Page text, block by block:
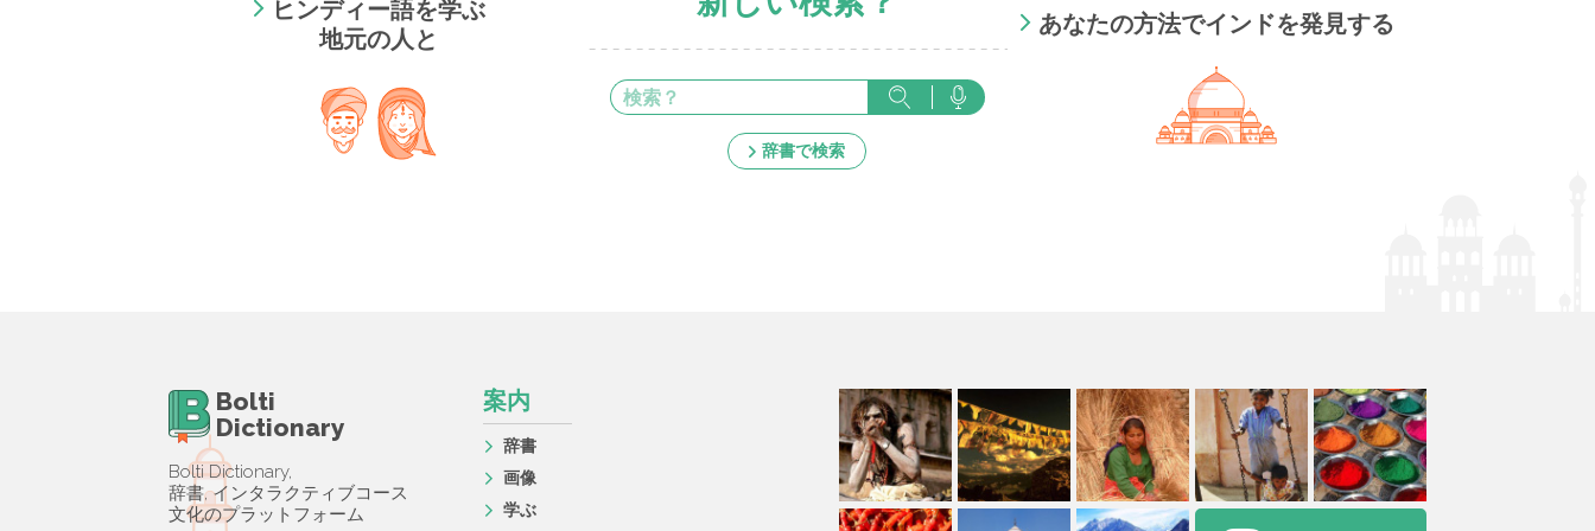
ヒンディー語を学ぶ
地元の人と
辞書で検索
あなたの方法でインドを発見する
Bolti
Dictionary
Bolti Dictionary,
辞書, インタラクティブコース
文化のプラットフォーム
案内
辞書
画像
学ぶ